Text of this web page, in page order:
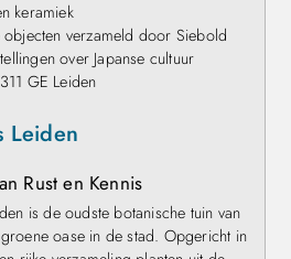
keramiek
verzameld door Siebold
over Japanse cultuur
GE Leiden
Leiden
Rust en Kennis
is de oudste botanische tuin van
oase in de stad. Opgericht in